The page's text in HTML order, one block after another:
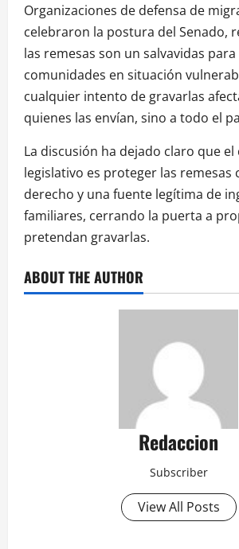
Organizaciones de defensa de
celebraron la postura del Senado,
las remesas son un salvavidas
comunidades en situación
cualquier intento de gravarlas
quienes las envían, sino a todo el
La discusión ha dejado claro que el
legislativo es proteger las remesas
derecho y una fuente legítima de
familiares, cerrando la puerta a
pretendan gravarlas.
ABOUT THE AUTHOR
Redaccion
Subscriber
View All Posts